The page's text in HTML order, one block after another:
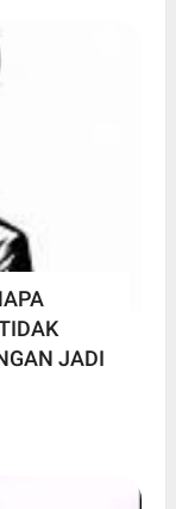
JADI